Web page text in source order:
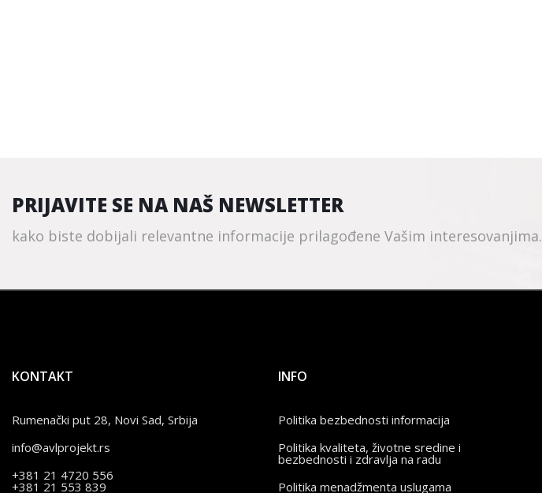
PRIJAVITE SE NA NAŠ NEWSLETTER
kako biste dobijali relevantne informacije prilagođene Vašim interesovanjima.
KONTAKT
Rumenački put 28, Novi Sad, Srbija
info@avlprojekt.rs
+381 21 4720 556
+381 21 553 839
INFO
Politika bezbednosti informacija
Politika kvaliteta, životne sredine i
bezbednosti i zdravlja na radu
Politika menadžmenta uslugama